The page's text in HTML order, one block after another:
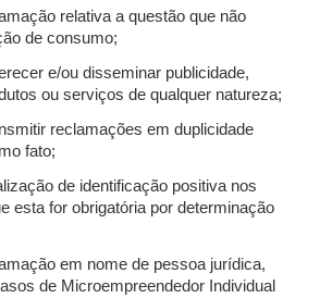
relativa a questão que não
de consumo;
e/ou disseminar publicidade,
ou serviços de qualquer natureza;
reclamações em duplicidade
fato;
de identificação positiva nos
esta for obrigatória por determinação
em nome de pessoa jurídica,
de Microempreendedor Individual